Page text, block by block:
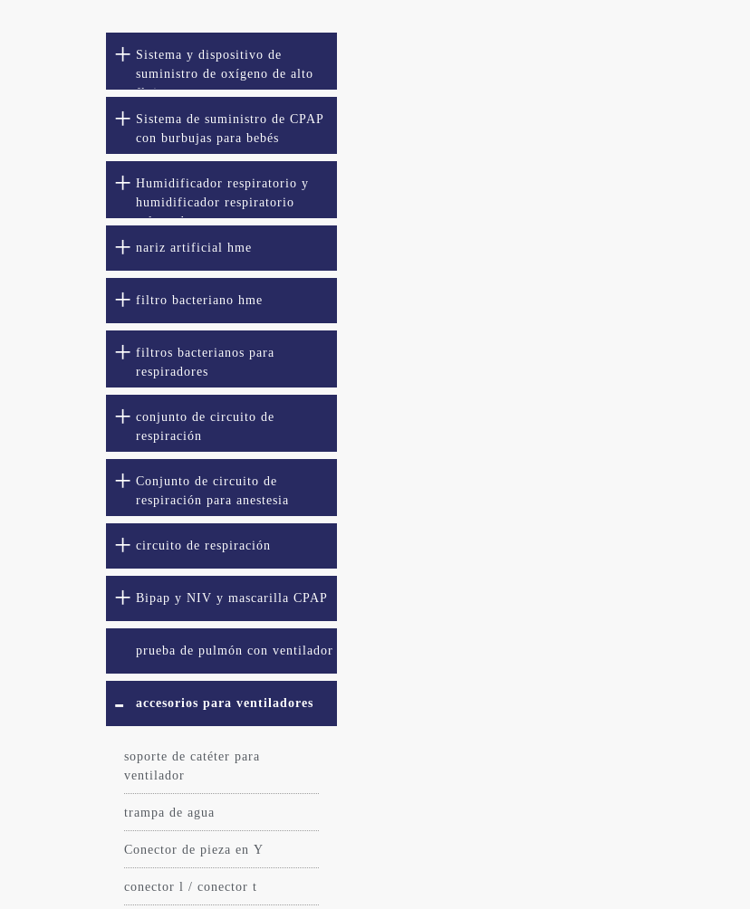
Sistema y dispositivo de
suministro de oxígeno de alto
flujo
Sistema de suministro de CPAP
con burbujas para bebés
Humidificador respiratorio y
humidificador respiratorio
calentado
nariz artificial hme
filtro bacteriano hme
filtros bacterianos para
respiradores
conjunto de circuito de
respiración
Conjunto de circuito de
respiración para anestesia
circuito de respiración
Bipap y NIV y mascarilla CPAP
prueba de pulmón con ventilador
accesorios para ventiladores
soporte de catéter para
ventilador
trampa de agua
Conector de pieza en Y
conector l / conector t